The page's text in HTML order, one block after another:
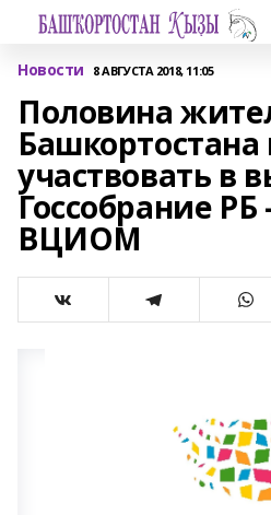
Новости 8 АВГУСТА 2018, 11:05
Половина
Башкортостана
участвовать в
Госсобрание РБ
ВЦИОМ